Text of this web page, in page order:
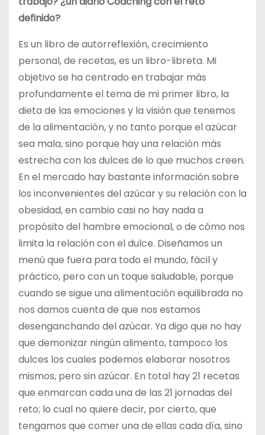
definido?
Es un libro de autorreflexión, crecimiento
personal, de recetas, es un libro-libreta. Mi
objetivo se ha centrado en trabajar más
profundamente el tema de mi primer libro, la
dieta de las emociones y la visión que tenemos
de la alimentación, y no tanto porque el azúcar
sea mala, sino porque hay una relación más
estrecha con los dulces de lo que muchos creen.
En el mercado hay bastante información sobre
los inconvenientes del azúcar y su relación con la
obesidad, en cambio casi no hay nada a
propósito del hambre emocional, o de cómo nos
limita la relación con el dulce. Diseñamos un
menú que fuera para todo el mundo, fácil y
práctico, pero con un toque saludable, porque
cuando se sigue una alimentación equilibrada no
nos damos cuenta de que nos estamos
desenganchando del azúcar. Ya digo que no hay
que demonizar ningún alimento, tampoco los
dulces los cuales podemos elaborar nosotros
mismos, pero sin azúcar. En total hay 21 recetas
que enmarcan cada una de las 21 jornadas del
reto; lo cual no quiere decir, por cierto, que
tengamos que comer una de ellas cada día, sino